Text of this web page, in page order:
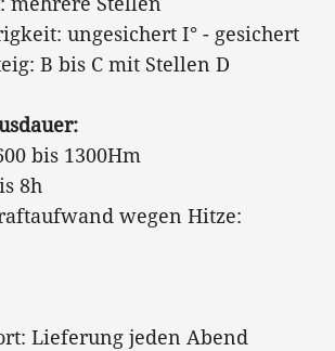
ungesichert I° - gesichert
B bis C mit Stellen D
bis 1300Hm
8h
wegen Hitze:
Lieferung jeden Abend